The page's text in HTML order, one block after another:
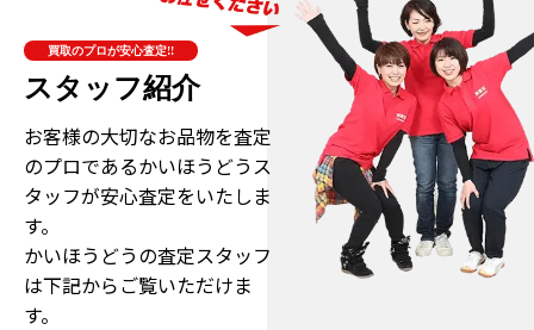
買取のプロが安心査定!!
スタッフ紹介
お客様の大切なお品物を査定
のプロであるかいほうどうス
タッフが安心査定をいたしま
す。
かいほうどうの査定スタッフ
は下記からご覧いただけま
す。